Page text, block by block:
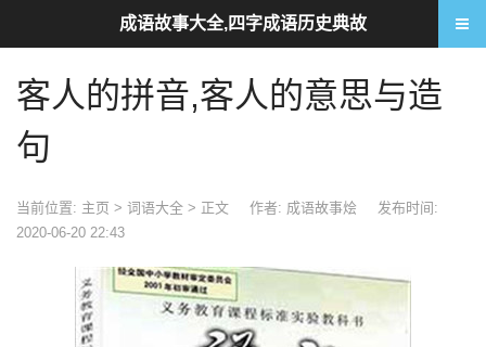
客人的拼音,客人的意思与造
句
当前位置: 主页 > 词语大全 > 正文 作者: 成语故事烩
发布时间:
2020-06-20 22:43
成语故事大全,四字成语历史典故